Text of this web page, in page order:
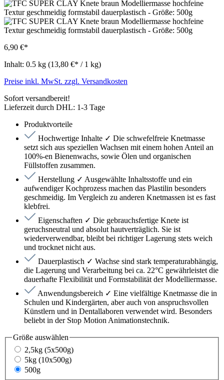
6,90 €*
Inhalt: 0.5 kg (13,80 €* / 1 kg)
Preise inkl. MwSt. zzgl. Versandkosten
Sofort versandbereit!
Lieferzeit durch DHL: 1-3 Tage
Produktvorteile
Hochwertige Inhalte ✓ Die schwefelfreie Knetmasse
setzt sich aus speziellen Wachsen mit einem hohen Anteil an
100%-en Bienenwachs, sowie Ölen und organischen
Füllstoffen zusammen.
Herstellung ✓ Ausgewählte Inhaltsstoffe und ein
aufwendiger Kochprozess machen das Plastilin besonders
geschmeidig. Im Vergleich zu anderen Knetmassen ist es fast
klebfrei.
Eigenschaften ✓ Die gebrauchsfertige Knete ist
geruchsneutral und absolut hautverträglich. Sie ist
wiederverwendbar, bleibt bei richtiger Lagerung stets weich
und trocknet nicht aus.
Dauerplastisch ✓ Wachse sind stark temperaturabhängig,
die Lagerung und Verarbeitung bei ca. 22°C gewährleistet die
dauerhafte Flexibilität und Formstabilität der Modelliermasse.
Anwendungsbereich ✓ Eine vielfältige Knetmasse die in
Schulen und Kindergärten, aber auch von anspruchsvollen
Künstlern und in Dentallaboren verwendet wird. Besonders
beliebt in der Stop Motion Animationstechnik.
Größe auswählen
2,5kg (5x500g)
5kg (10x500g)
500g